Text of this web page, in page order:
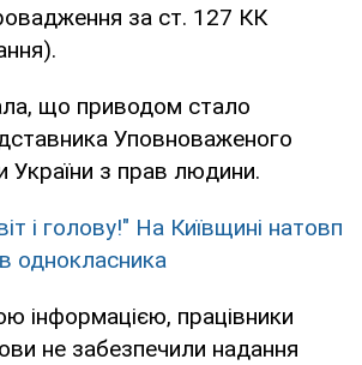
за ст. 127 КК
що приводом стало
Уповноваженого
України з прав людини.
і голову!" На Київщині натовп
однокласника
інформацією, працівники
не забезпечили надання